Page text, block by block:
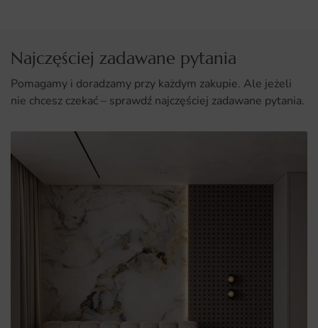
Najczęściej zadawane pytania
Pomagamy i doradzamy przy każdym zakupie. Ale jeżeli
nie chcesz czekać – sprawdź najczęściej zadawane pytania.